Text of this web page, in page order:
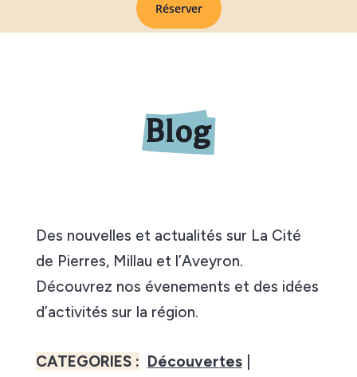
Réserver
Blog
Des nouvelles et actualités sur La Cité
de Pierres, Millau et l’Aveyron.
Découvrez nos évenements et des idées
d’activités sur la région.
CATEGORIES : Découvertes|